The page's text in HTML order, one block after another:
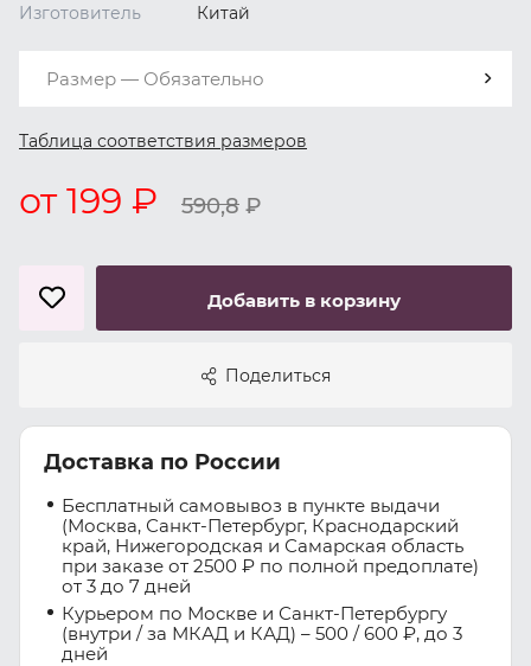
Изготовитель
Китай
Размер — Обязательно
Таблица соответствия размеров
от 199 ₽ 590,8 ₽
Добавить в корзину
Поделиться
Доставка по России
Бесплатный самовывоз в пункте выдачи
(Москва, Санкт-Петербург, Краснодарский
край, Нижегородская и Самарская область
при заказе от 2500 ₽ по полной предоплате)
от 3 до 7 дней
Курьером по Москве и Санкт-Петербургу
(внутри / за МКАД и КАД) – 500 / 600 ₽, до 3
дней